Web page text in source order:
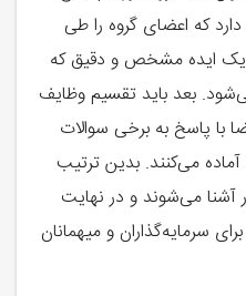
که اعضای گروه را طی
یک ایده مشخص و دقیق که
بعد باید تقسیم وظایف
با پاسخ به برخی سوالات
می‌کنند. بدین ترتیب
آشنا می‌شوند و در نهایت
سرمایه‌گذاران و میهمانان